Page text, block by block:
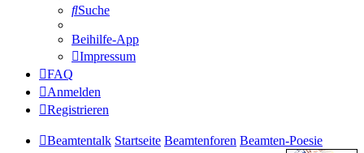
Suche
Beihilfe-App
Impressum
FAQ
Anmelden
Registrieren
Beamtentalk Startseite Beamtenforen Beamten-Poesie